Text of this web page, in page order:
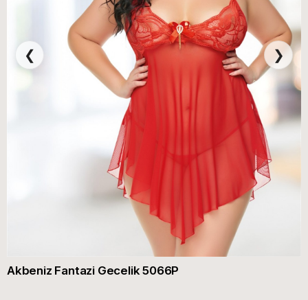
❮ ❯
Akbeniz Fantazi Gecelik 5066P